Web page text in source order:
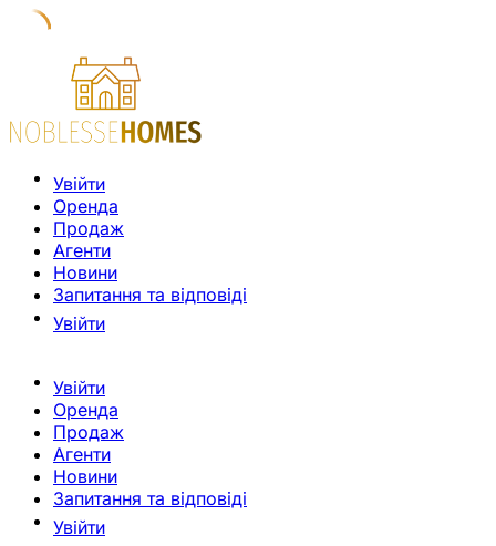
Увійти
Оренда
Продаж
Агенти
Новини
Запитання та відповіді
Увійти
Увійти
Оренда
Продаж
Агенти
Новини
Запитання та відповіді
Увійти